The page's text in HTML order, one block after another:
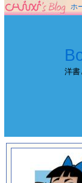
ホ
洋書